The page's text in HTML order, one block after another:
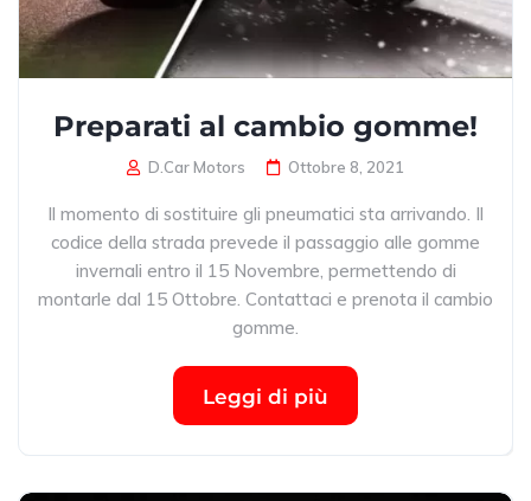
Preparati al cambio gomme!
D.Car Motors Ottobre 8, 2021
Il momento di sostituire gli pneumatici sta arrivando. Il
codice della strada prevede il passaggio alle gomme
invernali entro il 15 Novembre, permettendo di
montarle dal 15 Ottobre. Contattaci e prenota il cambio
gomme.
Leggi di più